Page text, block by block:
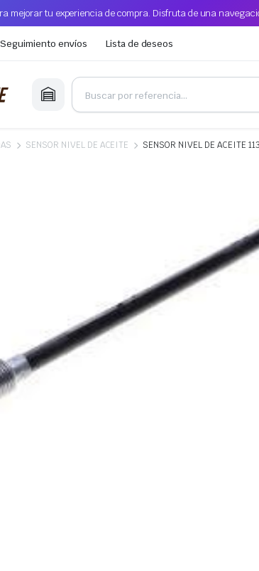
mejorar tu experiencia de compra. Disfruta de una
Seguimiento envíos Lista de deseos
SENSOR NIVEL DE ACEITE SENSOR NIVEL DE ACEITE